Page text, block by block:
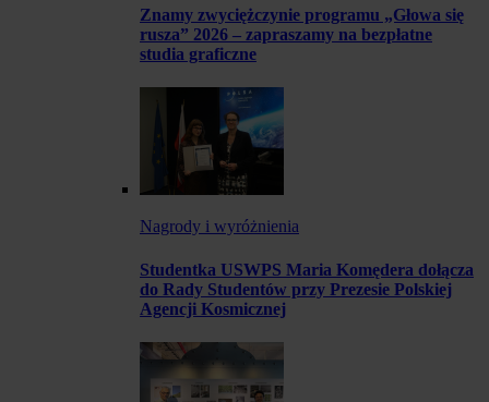
Znamy zwyciężczynie programu „Głowa się
rusza” 2026 – zapraszamy na bezpłatne
studia graficzne
Nagrody i wyróżnienia
Studentka USWPS Maria Komędera dołącza
do Rady Studentów przy Prezesie Polskiej
Agencji Kosmicznej